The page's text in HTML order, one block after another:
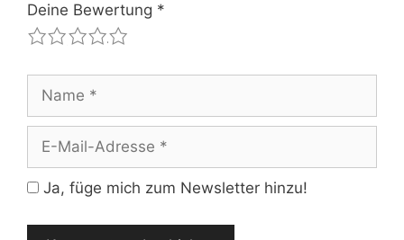
Deine Bewertung *
4
3
2
1
Mail-
Adresse
Ja, füge mich zum Newsletter hinzu!